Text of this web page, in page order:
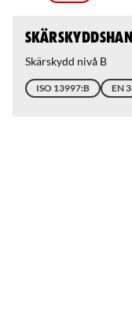
Skärskydd nivå B
ISO 13997:B EN